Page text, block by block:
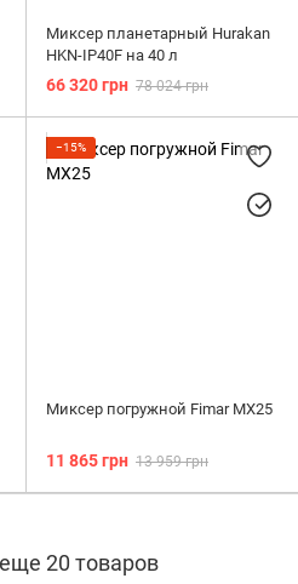
Миксер планетарный Hurakan
HKN-IP40F на 40 л
66 320 грн 78 024 грн
−15%
Миксер погружной Fimar MX25
11 865 грн 13 959 грн
20 товаров